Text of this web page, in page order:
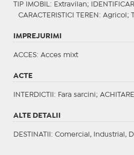
TIP IMOBIL : Extravilan;
CARACTERISTICI TEREN : Agricol;
IMPREJURIMI
ACCES: Acces mixt
ACTE
INTERDICTII : Fara sarcini; ACHITARE
ALTE DETALII
DESTINATII : Comercial, Industrial,